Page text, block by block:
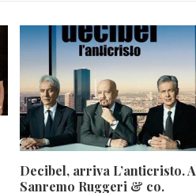
Decibel, arriva L’anticristo. A
Sanremo Ruggeri & co.